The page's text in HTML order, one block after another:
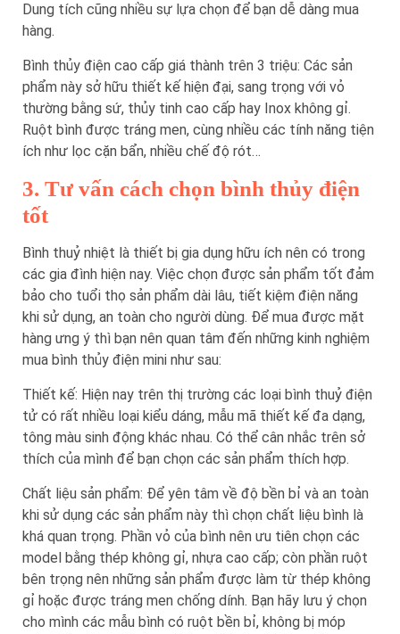
Dung tích cũng nhiều sự lựa chọn để bạn dễ dàng mua
hàng.
Bình thủy điện cao cấp giá thành trên 3 triệu: Các sản
phẩm này sở hữu thiết kế hiện đại, sang trọng với vỏ
thường bằng sứ, thủy tinh cao cấp hay Inox không gỉ.
Ruột bình được tráng men, cùng nhiều các tính năng tiện
ích như lọc cặn bẩn, nhiều chế độ rót…
3. Tư vấn cách chọn bình thủy điện
tốt
Bình thuỷ nhiệt là thiết bị gia dụng hữu ích nên có trong
các gia đình hiện nay. Việc chọn được sản phẩm tốt đảm
bảo cho tuổi thọ sản phẩm dài lâu, tiết kiệm điện năng
khi sử dụng, an toàn cho người dùng. Để mua được mặt
hàng ưng ý thì bạn nên quan tâm đến những kinh nghiệm
mua bình thủy điện mini như sau:
Thiết kế: Hiện nay trên thị trường các loại bình thuỷ điện
tử có rất nhiều loại kiểu dáng, mẫu mã thiết kế đa dạng,
tông màu sinh động khác nhau. Có thể cân nhắc trên sở
thích của mình để bạn chọn các sản phẩm thích hợp.
Chất liệu sản phẩm: Để yên tâm về độ bền bỉ và an toàn
khi sử dụng các sản phẩm này thì chọn chất liệu bình là
khá quan trọng. Phần vỏ của bình nên ưu tiên chọn các
model bằng thép không gỉ, nhựa cao cấp; còn phần ruột
bên trọng nên những sản phẩm được làm từ thép không
gỉ hoặc được tráng men chống dính. Bạn hãy lưu ý chọn
cho mình các mẫu bình có ruột bền bỉ, không bị móp